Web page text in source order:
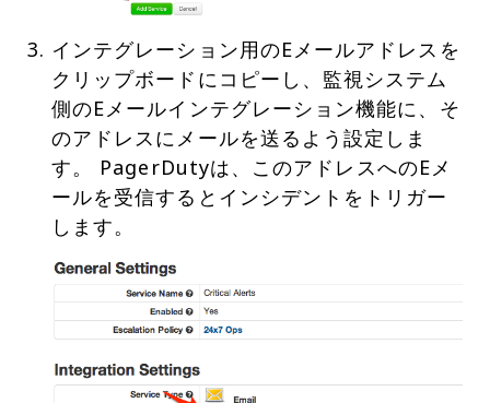
インテグレーション用のEメールアドレスを
クリップボードにコピーし、監視システム
側のEメールインテグレーション機能に、そ
のアドレスにメールを送るよう設定しま
す。 PagerDutyは、このアドレスへのEメ
ールを受信するとインシデントをトリガー